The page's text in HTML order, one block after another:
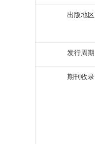
出版地区
发行周期
期刊收录